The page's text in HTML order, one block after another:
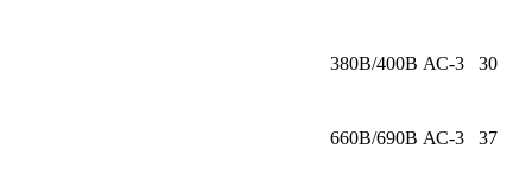
380В/400В АС-3 30
660В/690В АС-3 37